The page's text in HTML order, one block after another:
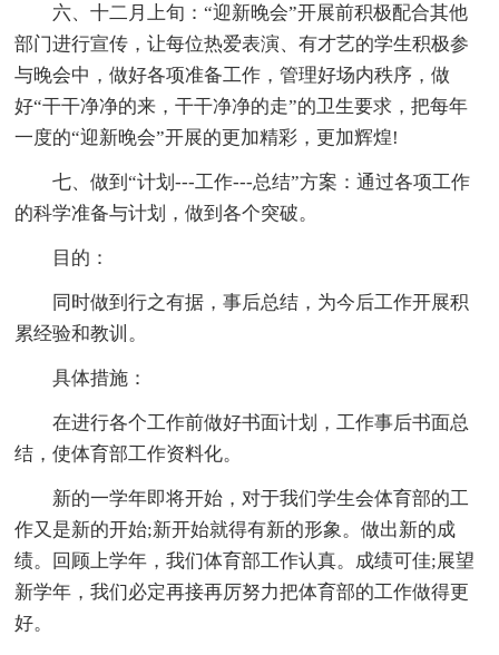
六、十二月上旬：“迎新晚会”开展前积极配合其他
部门进行宣传，让每位热爱表演、有才艺的学生积极参
与晚会中，做好各项准备工作，管理好场内秩序，做
好“干干净净的来，干干净净的走”的卫生要求，把每年
一度的“迎新晚会”开展的更加精彩，更加辉煌!
七、做到“计划---工作---总结”方案：通过各项工作
的科学准备与计划，做到各个突破。
目的：
同时做到行之有据，事后总结，为今后工作开展积
累经验和教训。
具体措施：
在进行各个工作前做好书面计划，工作事后书面总
结，使体育部工作资料化。
新的一学年即将开始，对于我们学生会体育部的工
作又是新的开始;新开始就得有新的形象。做出新的成
绩。回顾上学年，我们体育部工作认真。成绩可佳;展望
新学年，我们必定再接再厉努力把体育部的工作做得更
好。